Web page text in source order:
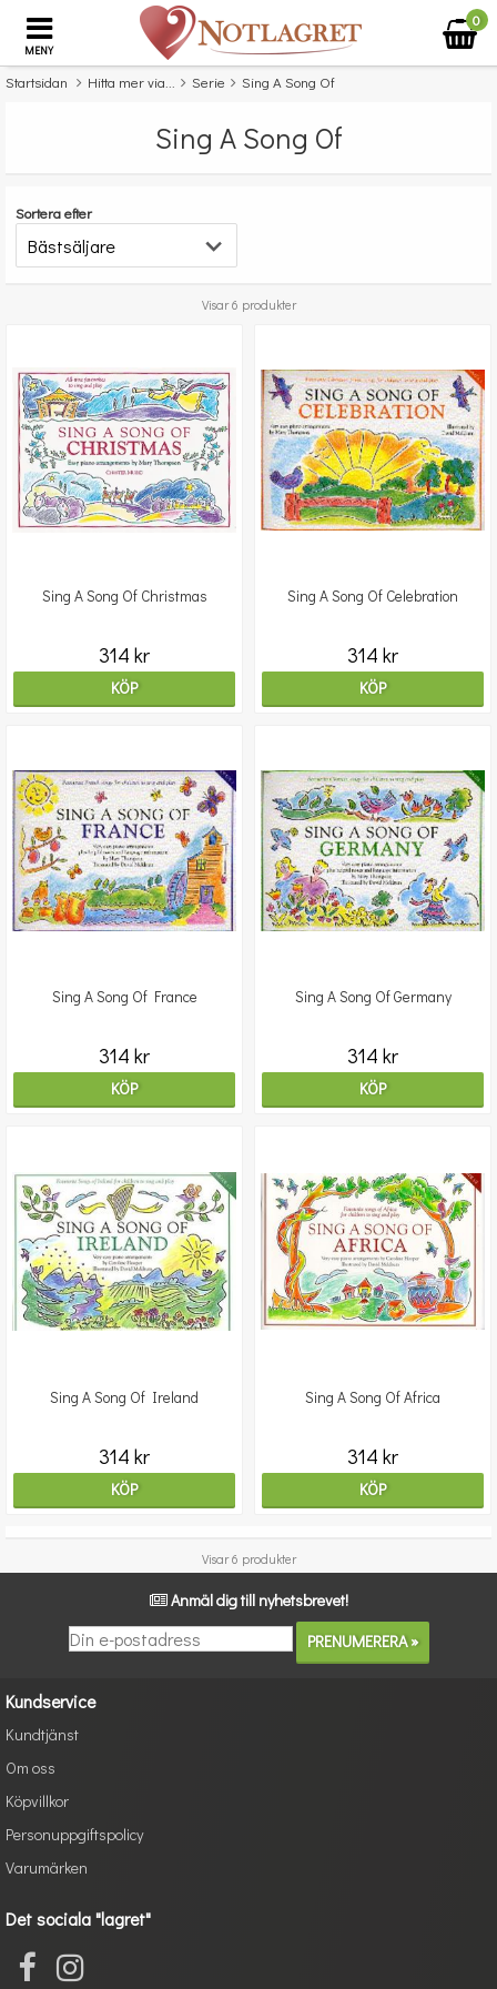
MENY
0
Startsidan Hitta mer via... Serie Sing A Song Of
Sing A Song Of
Sortera efter
Visar 6 produkter
Sing A Song Of Christmas
314 kr
KÖP
Sing A Song Of Celebration
314 kr
KÖP
Sing A Song Of France
314 kr
KÖP
Sing A Song Of Germany
314 kr
KÖP
Sing A Song Of Ireland
314 kr
KÖP
Sing A Song Of Africa
314 kr
KÖP
Visar 6 produkter
Anmäl dig till nyhetsbrevet!
Kundservice
Kundtjänst
Om oss
Köpvillkor
Personuppgiftspolicy
Varumärken
Det sociala "lagret"